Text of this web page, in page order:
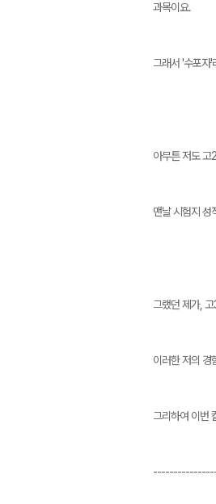
과목이요.
그래서 '수포자'
아무튼 저도 고
맨날 시험지 성
그랬던 제가,
이러한 저의 경
그리하여 이번